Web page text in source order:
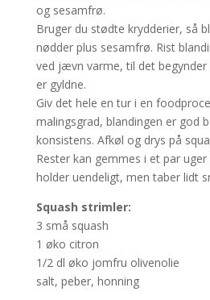
og sesamfrø.
Bruger du stødte krydderier, så
nødder plus sesamfrø. Rist
ved jævn varme, til det
er gyldne.
Giv det hele en tur i en
malingsgrad, blandingen er god
konsistens. Afkøl og drys på
Rester kan gemmes i et par
holder uendeligt, men taber lidt
Squash strimler:
3 små squash
1 øko citron
1/2 dl øko jomfru olivenolie
salt, peber, honning